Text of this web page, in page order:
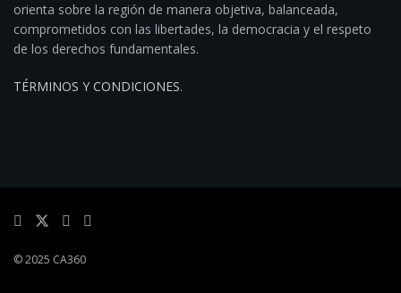
orienta sobre la región de manera objetiva, balanceada,
comprometidos con las libertades, la democracia y el respeto
de los derechos fundamentales.
TÉRMINOS Y CONDICIONES.
© 2025 CA360